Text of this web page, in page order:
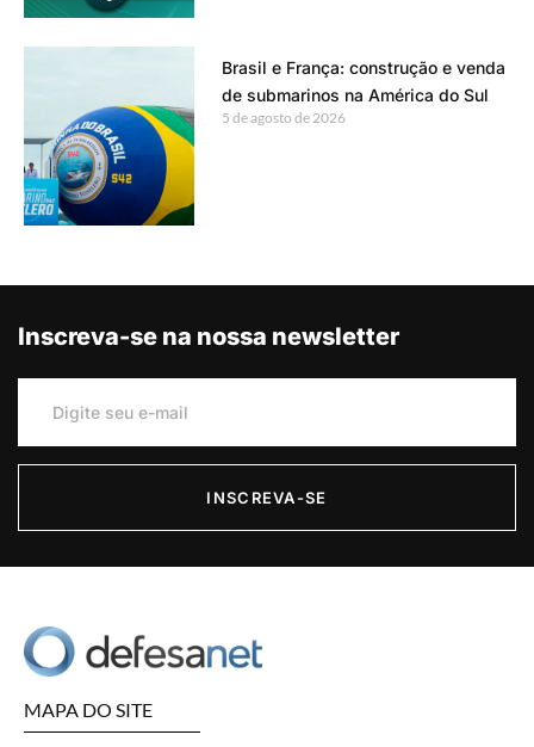
Brasil e França: construção e venda
de submarinos na América do Sul
5 de agosto de 2026
Inscreva-se na nossa newsletter
INSCREVA-SE
MAPA DO SITE